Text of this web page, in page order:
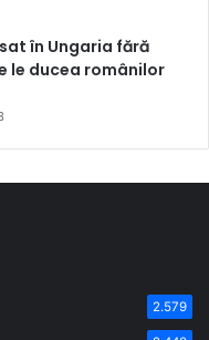
în Ungaria fără
le ducea românilor
2.579